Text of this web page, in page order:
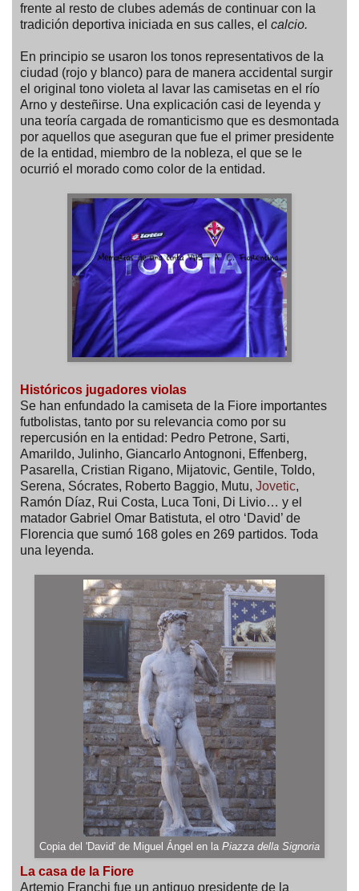
frente al resto de clubes además de continuar con la
tradición deportiva iniciada en sus calles, el calcio.
En principio se usaron los tonos representativos de la
ciudad (rojo y blanco) para de manera accidental surgir
el original tono violeta al lavar las camisetas en el río
Arno y desteñirse. Una explicación casi de leyenda y
una teoría cargada de romanticismo que es desmontada
por aquellos que aseguran que fue el primer presidente
de la entidad, miembro de la nobleza, el que se le
ocurrió el morado como color de la entidad.
Históricos jugadores violas
Se han enfundado la camiseta de la Fiore importantes
futbolistas, tanto por su relevancia como por su
repercusión en la entidad: Pedro Petrone, Sarti,
Amarildo, Julinho, Giancarlo Antognoni, Effenberg,
Pasarella, Cristian Rigano, Mijatovic, Gentile, Toldo,
Serena, Sócrates, Roberto Baggio, Mutu, Jovetic,
Ramón Díaz, Rui Costa, Luca Toni, Di Livio… y el
matador Gabriel Omar Batistuta, el otro ‘David’ de
Florencia que sumó 168 goles en 269 partidos. Toda
una leyenda.
Copia del 'David' de Miguel Ángel en la Piazza della Signoria
La casa de la Fiore
Artemio Franchi fue un antiguo presidente de la